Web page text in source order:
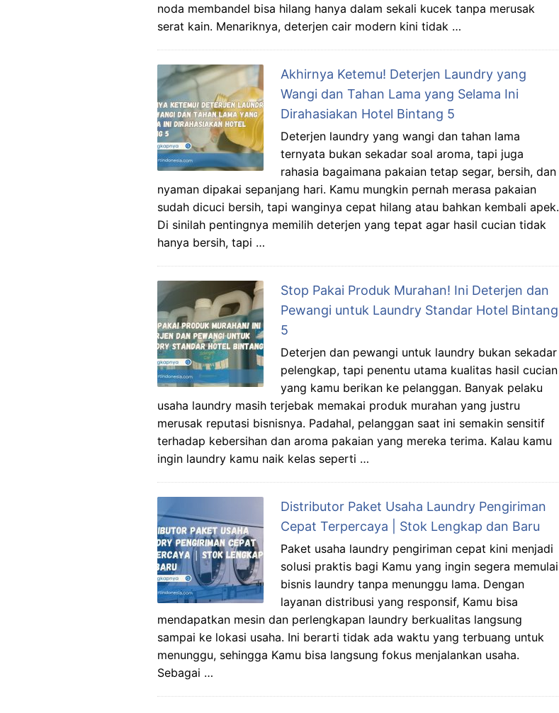
noda membandel bisa hilang hanya dalam sekali kucek tanpa merusak
serat kain. Menariknya, deterjen cair modern kini tidak …
Akhirnya Ketemu! Deterjen Laundry yang
Wangi dan Tahan Lama yang Selama Ini
Dirahasiakan Hotel Bintang 5
Deterjen laundry yang wangi dan tahan lama
ternyata bukan sekadar soal aroma, tapi juga
rahasia bagaimana pakaian tetap segar, bersih, dan
nyaman dipakai sepanjang hari. Kamu mungkin pernah merasa pakaian
sudah dicuci bersih, tapi wanginya cepat hilang atau bahkan kembali apek.
Di sinilah pentingnya memilih deterjen yang tepat agar hasil cucian tidak
hanya bersih, tapi …
Stop Pakai Produk Murahan! Ini Deterjen dan
Pewangi untuk Laundry Standar Hotel Bintang
5
Deterjen dan pewangi untuk laundry bukan sekadar
pelengkap, tapi penentu utama kualitas hasil cucian
yang kamu berikan ke pelanggan. Banyak pelaku
usaha laundry masih terjebak memakai produk murahan yang justru
merusak reputasi bisnisnya. Padahal, pelanggan saat ini semakin sensitif
terhadap kebersihan dan aroma pakaian yang mereka terima. Kalau kamu
ingin laundry kamu naik kelas seperti …
Distributor Paket Usaha Laundry Pengiriman
Cepat Terpercaya | Stok Lengkap dan Baru
Paket usaha laundry pengiriman cepat kini menjadi
solusi praktis bagi Kamu yang ingin segera memulai
bisnis laundry tanpa menunggu lama. Dengan
layanan distribusi yang responsif, Kamu bisa
mendapatkan mesin dan perlengkapan laundry berkualitas langsung
sampai ke lokasi usaha. Ini berarti tidak ada waktu yang terbuang untuk
menunggu, sehingga Kamu bisa langsung fokus menjalankan usaha.
Sebagai …